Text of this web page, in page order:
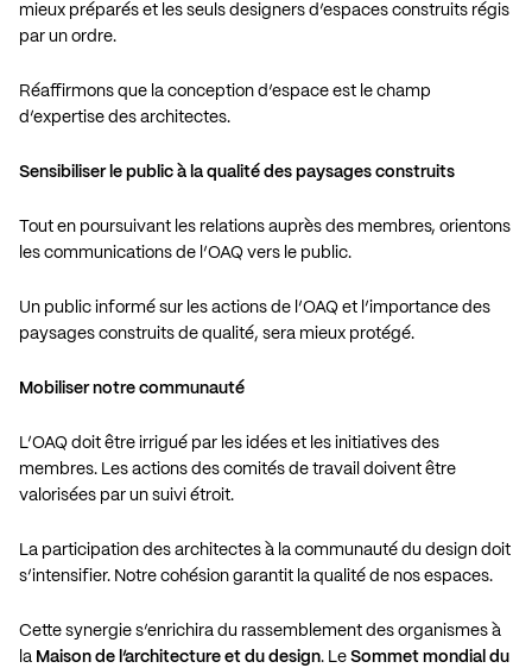
mieux préparés et les seuls designers d’espaces construits régis
par un ordre.
Réaffirmons que la conception d’espace est le champ
d’expertise des architectes.
Sensibiliser le public à la qualité des paysages construits
Tout en poursuivant les relations auprès des membres, orientons
les communications de l’OAQ vers le public.
Un public informé sur les actions de l’OAQ et l’importance des
paysages construits de qualité, sera mieux protégé.
Mobiliser notre communauté
L’OAQ doit être irrigué par les idées et les initiatives des
membres. Les actions des comités de travail doivent être
valorisées par un suivi étroit.
La participation des architectes à la communauté du design doit
s’intensifier. Notre cohésion garantit la qualité de nos espaces.
Cette synergie s’enrichira du rassemblement des organismes à
la Maison de l’architecture et du design. Le Sommet mondial du